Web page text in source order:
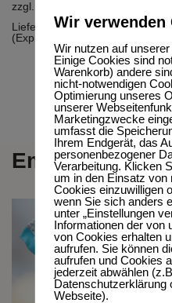
zzgl.
Lieferzeit:5-10 Werktage
(Express möglich)
Empfehlungen
Wir verwenden
Wir nutzen auf
Einige Cookies sind
Warenkorb) andere
nicht-notwendigen
Optimierung unseres
unserer
Marketingzwecke
umfasst die
Ihrem Endgerät, das
personenbezogener
Verarbeitung. Klicken
um in den Einsatz von
Cookies einzuwilligen
wenn Sie sich anders
unter „Einstellungen
Informationen der von
von Cookies erhalten
aufrufen. Sie können
aufrufen und Cookies
jederzeit abwählen
Datenschutzerklärung
Webseite).